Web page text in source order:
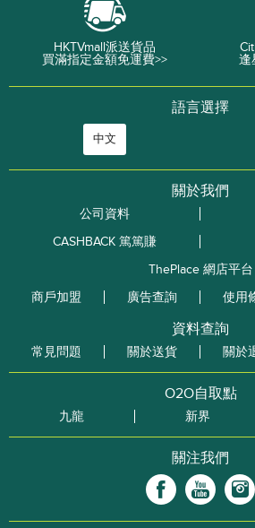
HKTVmall派送貨品
買滿指定金額免運費>>
逢
語言選擇
中文
關於我們
公司資料
CASHBACK 篤篤賺
ThePlace 網店平台
商戶加盟
廣告查詢 使用
資料查詢
常見問題 關於送貨 關於
O2O自取點
九龍 新界
關注我們